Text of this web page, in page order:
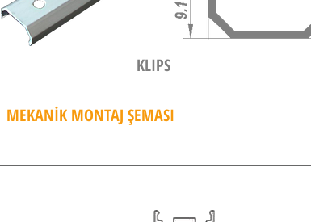
KLIPS
MEKANİK MONTAJ ŞEMASI